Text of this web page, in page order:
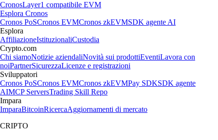
CronosLayer1 compatibile EVM
Esplora Cronos
Cronos PoSCronos EVMCronos zkEVMSDK agente AI
Esplora
AffiliazioneIstituzionaliCustodia
Crypto.com
Chi siamoNotizie aziendaliNovità sui prodottiEventiLavora con
noiPartnerSicurezzaLicenze e registrazioni
Sviluppatori
Cronos PoSCronos EVMCronos zkEVMPay SDKSDK agente
AIMCP ServersTrading Skill Repo
Impara
ImparaBitcoinRicercaAggiornamenti di mercato
CRIPTO